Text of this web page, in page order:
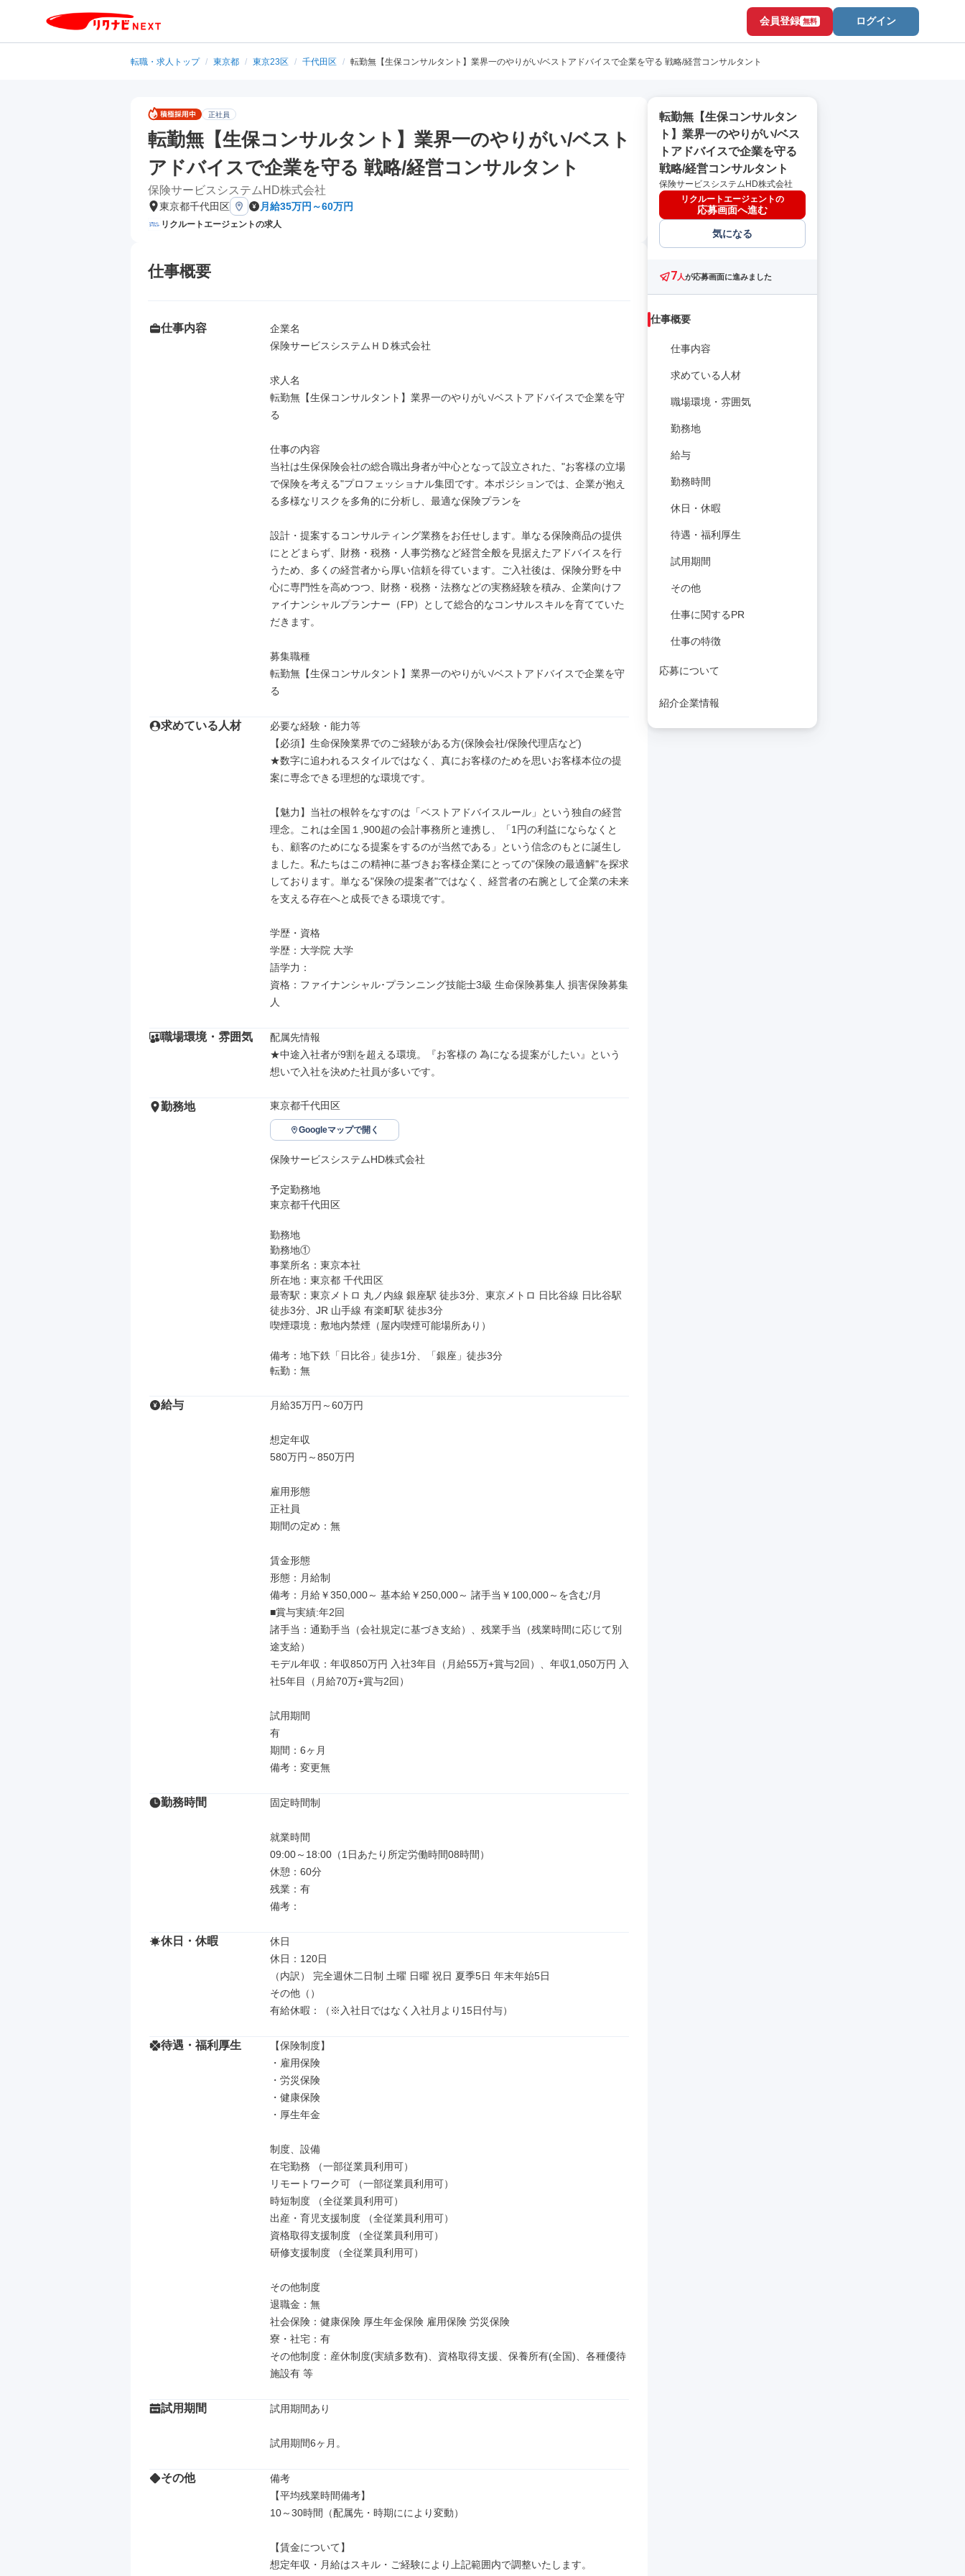
会員登録 無料 ログイン
転職・求人トップ / 東京都 / 東京23区 / 千代田区 / 転勤無【生保コンサルタント】業界一のやりがい/ベストアドバイスで企業を守る 戦略/経営コンサルタント
正社員
転勤無【生保コンサルタント】業界一のやりがい/ベスト
アドバイスで企業を守る 戦略/経営コンサルタント
保険サービスシステムHD株式会社
東京都千代田区 月給35万円～60万円
リクルートエージェントの求人
仕事概要
仕事内容
企業名
保険サービスシステムＨＤ株式会社
求人名
転勤無【生保コンサルタント】業界一のやりがい/ベストアドバイスで企業を守
る
仕事の内容
当社は生保保険会社の総合職出身者が中心となって設立された、"お客様の立場
で保険を考える"プロフェッショナル集団です。本ポジションでは、企業が抱え
る多様なリスクを多角的に分析し、最適な保険プランを
設計・提案するコンサルティング業務をお任せします。単なる保険商品の提供
にとどまらず、財務・税務・人事労務など経営全般を見据えたアドバイスを行
うため、多くの経営者から厚い信頼を得ています。ご入社後は、保険分野を中
心に専門性を高めつつ、財務・税務・法務などの実務経験を積み、企業向けフ
ァイナンシャルプランナー（FP）として総合的なコンサルスキルを育てていた
だきます。
募集職種
転勤無【生保コンサルタント】業界一のやりがい/ベストアドバイスで企業を守
る
求めている人材
必要な経験・能力等
【必須】生命保険業界でのご経験がある方(保険会社/保険代理店など)
★数字に追われるスタイルではなく、真にお客様のためを思いお客様本位の提
案に専念できる理想的な環境です。
【魅力】当社の根幹をなすのは「ベストアドバイスルール」という独自の経営
理念。これは全国１,900超の会計事務所と連携し、「1円の利益にならなくと
も、顧客のためになる提案をするのが当然である」という信念のもとに誕生し
ました。私たちはこの精神に基づきお客様企業にとっての"保険の最適解"を探求
しております。単なる"保険の提案者"ではなく、経営者の右腕として企業の未来
を支える存在へと成長できる環境です。
学歴・資格
学歴：大学院 大学
語学力：
資格：ファイナンシャル･プランニング技能士3級 生命保険募集人 損害保険募集
人
職場環境・雰囲気
配属先情報
★中途入社者が9割を超える環境。『お客様の 為になる提案がしたい』という
想いで入社を決めた社員が多いです。
勤務地 東京都千代田区
Googleマップで開く
保険サービスシステムHD株式会社
予定勤務地
東京都千代田区
勤務地
勤務地①
事業所名：東京本社
所在地：東京都 千代田区
最寄駅：東京メトロ 丸ノ内線 銀座駅 徒歩3分、東京メトロ 日比谷線 日比谷駅
徒歩3分、JR 山手線 有楽町駅 徒歩3分
喫煙環境：敷地内禁煙（屋内喫煙可能場所あり）
備考：地下鉄「日比谷」徒歩1分、「銀座」徒歩3分
転勤：無
給与 月給35万円～60万円
想定年収
580万円～850万円
雇用形態
正社員
期間の定め：無
賃金形態
形態：月給制
備考：月給￥350,000～ 基本給￥250,000～ 諸手当￥100,000～を含む/月
■賞与実績:年2回
諸手当：通勤手当（会社規定に基づき支給）、残業手当（残業時間に応じて別
途支給）
モデル年収：年収850万円 入社3年目（月給55万+賞与2回）、年収1,050万円 入
社5年目（月給70万+賞与2回）
試用期間
有
期間：6ヶ月
備考：変更無
勤務時間 固定時間制
就業時間
09:00～18:00（1日あたり所定労働時間08時間）
休憩：60分
残業：有
備考：
休日・休暇
休日
休日：120日
（内訳） 完全週休二日制 土曜 日曜 祝日 夏季5日 年末年始5日
その他（）
有給休暇：（※入社日ではなく入社月より15日付与）
待遇・福利厚生
【保険制度】
・雇用保険
・労災保険
・健康保険
・厚生年金
制度、設備
在宅勤務 （一部従業員利用可）
リモートワーク可 （一部従業員利用可）
時短制度 （全従業員利用可）
出産・育児支援制度 （全従業員利用可）
資格取得支援制度 （全従業員利用可）
研修支援制度 （全従業員利用可）
その他制度
退職金：無
社会保険：健康保険 厚生年金保険 雇用保険 労災保険
寮・社宅：有
その他制度：産休制度(実績多数有)、資格取得支援、保養所有(全国)、各種優待
施設有 等
試用期間 試用期間あり
試用期間6ヶ月。
その他
備考
【平均残業時間備考】
10～30時間（配属先・時期ににより変動）
【賃金について】
想定年収・月給はスキル・ご経験により上記範囲内で調整いたします。
転勤無【生保コンサルタン
ト】業界一のやりがい/ベス
トアドバイスで企業を守る
戦略/経営コンサルタント
保険サービスシステムHD株式会社
リクルートエージェントの
応募画面へ進む
気になる
7人が応募画面に進みました
仕事概要
仕事内容
求めている人材
職場環境・雰囲気
勤務地
給与
勤務時間
休日・休暇
待遇・福利厚生
試用期間
その他
仕事に関するPR
仕事の特徴
応募について
紹介企業情報